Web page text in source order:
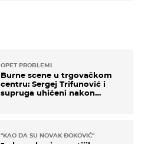
OPET PROBLEMI
Burne scene u trgovačkom
centru: Sergej Trifunović i
supruga uhićeni nakon
"KAO DA SU NOVAK ĐOKOVIĆ"